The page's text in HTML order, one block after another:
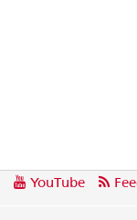
YouTube